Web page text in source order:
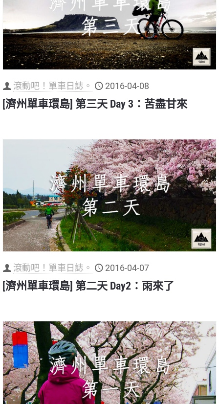
滾動吧！單車日誌。 2016-04-08
[濟州單車環島] 第三天 Day 3：苦盡甘來
滾動吧！單車日誌。 2016-04-07
[濟州單車環島] 第二天 Day2：雨來了